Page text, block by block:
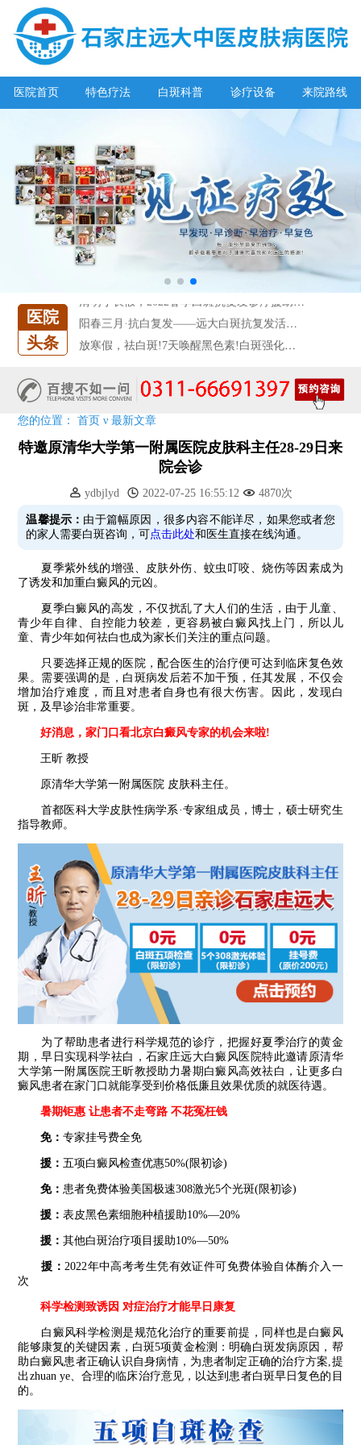
医院首页 特色疗法 白斑科普 诊疗设备 来院路线
医院
头条
7天唤醒黑色素，寒假不留白 体面迎新年!
特邀原清华大学第一附属医院皮肤科主任28-29日来院会诊
预约从速!远大白转黑分享活动即将开幕!特邀北京专家来院坐诊!
恭贺伍德镜检查系统成功落户!暑期超强福利点击领取!
【世界白癜风日】白斑0元普查，更有多重福利千万别错过!
欢乐六一 “粽”享端午——彩绘童画世界 留住美丽瞬间
清明小长假，2022春季白斑抗复发诊疗援助活动开启!
阳春三月·抗白复发——远大白斑抗复发活动开启!
特邀原清华大学第一附属医院皮肤科主任28-29日来院会诊
您的位置：首页 ν最新文章
特邀原清华大学第一附属医院皮肤科主任28-29日来
院会诊
ydbjlyd 2022-07-25 16:55:12 4870次
温馨提示： 由于篇幅原因，很多内容不能详尽，如果您或者您
的家人需要白斑咨询，可点击此处和医生直接在线沟通。
夏季紫外线的增强、皮肤外伤、蚊虫叮咬、烧伤等因素成为
了诱发和加重白癜风的元凶。
夏季白癜风的高发，不仅扰乱了大人们的生活，由于儿童、
青少年自律、自控能力较差，更容易被白癜风找上门，所以儿
童、青少年如何祛白也成为家长们关注的重点问题。
只要选择正规的医院，配合医生的治疗便可达到临床复色效
果。需要强调的是，白斑病发后若不加干预，任其发展，不仅会
增加治疗难度，而且对患者自身也有很大伤害。因此，发现白
斑，及早诊治非常重要。
好消息，家门口看北京白癜风专家的机会来啦!
王昕 教授
原清华大学第一附属医院 皮肤科主任。
首都医科大学皮肤性病学系·专家组成员，博士，硕士研究生
指导教师。
为了帮助患者进行科学规范的诊疗，把握好夏季治疗的黄金
期，早日实现科学祛白，石家庄远大白癜风医院特此邀请原清华
大学第一附属医院王昕教授助力暑期白癜风高效祛白，让更多白
癜风患者在家门口就能享受到价格低廉且效果优质的就医待遇。
暑期钜惠 让患者不走弯路 不花冤枉钱
免：专家挂号费全免
援：五项白癜风检查优惠50%(限初诊)
免：患者免费体验美国极速308激光5个光斑(限初诊)
援：表皮黑色素细胞种植援助10%—20%
援：其他白斑治疗项目援助10%—50%
援：2022年中高考考生凭有效证件可免费体验自体酶介入一
次
科学检测致诱因 对症治疗才能早日康复
白癜风科学检测是规范化治疗的重要前提，同样也是白癜风
能够康复的关键因素，白斑5项黄金检测：明确白斑发病原因，帮
助白癜风患者正确认识自身病情，为患者制定正确的治疗方案,提
出zhuan ye、合理的临床治疗意见，以达到患者白斑早日复色的目
的。